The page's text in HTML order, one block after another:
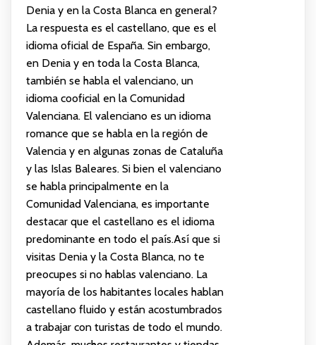
Denia y en la Costa Blanca en general?
La respuesta es el castellano, que es el
idioma oficial de España. Sin embargo,
en Denia y en toda la Costa Blanca,
también se habla el valenciano, un
idioma cooficial en la Comunidad
Valenciana. El valenciano es un idioma
romance que se habla en la región de
Valencia y en algunas zonas de Cataluña
y las Islas Baleares. Si bien el valenciano
se habla principalmente en la
Comunidad Valenciana, es importante
destacar que el castellano es el idioma
predominante en todo el país.Así que si
visitas Denia y la Costa Blanca, no te
preocupes si no hablas valenciano. La
mayoría de los habitantes locales hablan
castellano fluido y están acostumbrados
a trabajar con turistas de todo el mundo.